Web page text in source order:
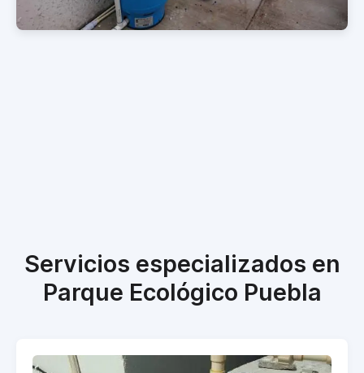
Servicios especializados en
Parque Ecológico Puebla